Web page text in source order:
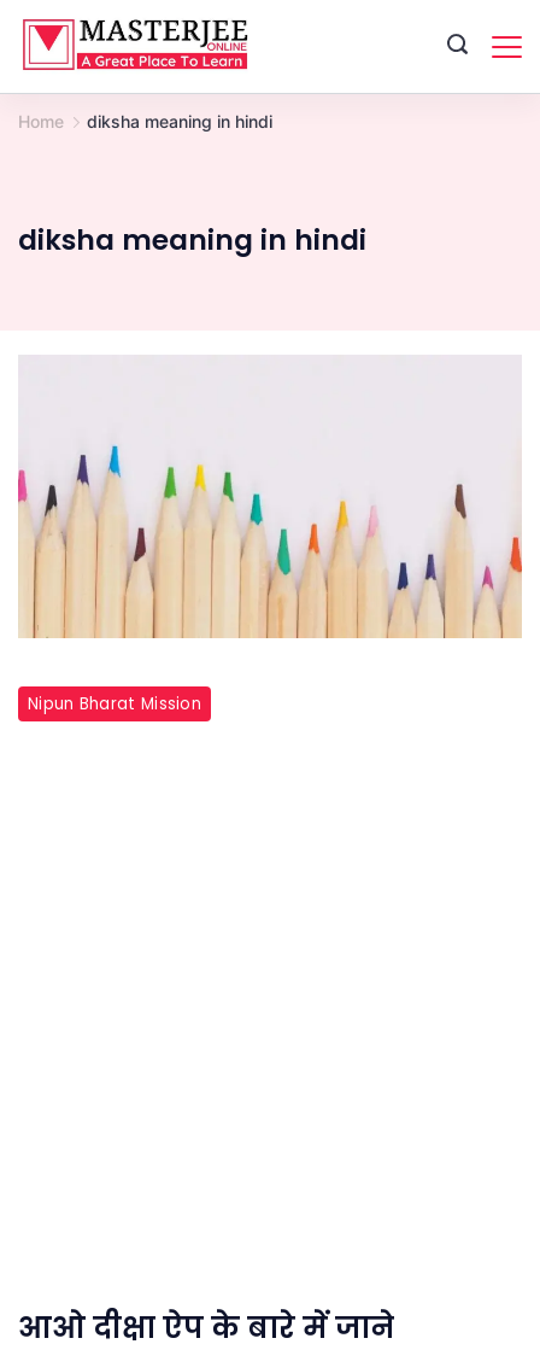
Skip
content
Home diksha meaning in hindi
diksha meaning in hindi
Nipun Bharat Mission
आओ दीक्षा ऐप के बारे में जाने